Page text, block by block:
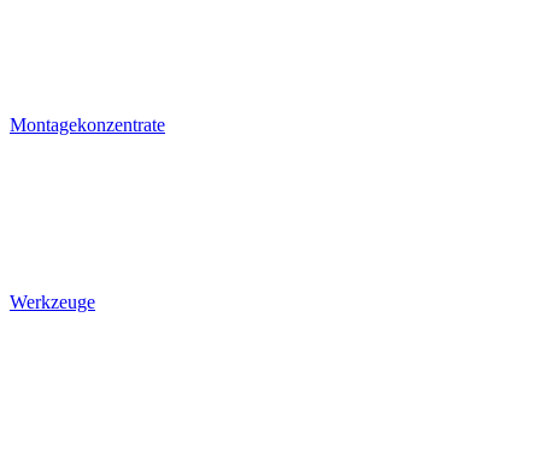
Montagekonzentrate
Werkzeuge